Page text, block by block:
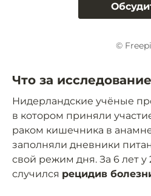
©
Что за исследование
Нидерландские учёные
в котором приняли
раком кишечника в
заполняли дневники
свой режим дня. За 6 лет у
случился рецидив